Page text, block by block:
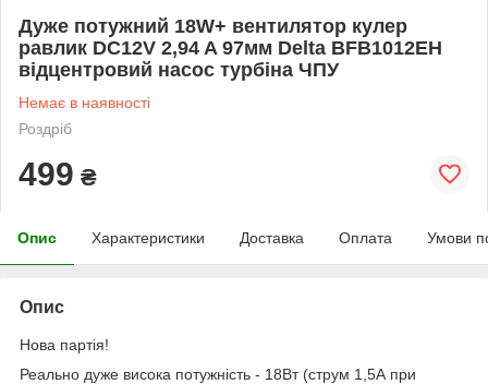
Дуже потужний 18W+ вентилятор кулер
равлик DC12V 2,94 A 97мм Delta BFB1012EH
відцентровий насос турбіна ЧПУ
Немає в наявності
Роздріб
499 ₴
Опис Характеристики Доставка Оплата Умови
Опис
Нова партія!
Реально дуже висока потужність - 18Вт (струм 1,5А при